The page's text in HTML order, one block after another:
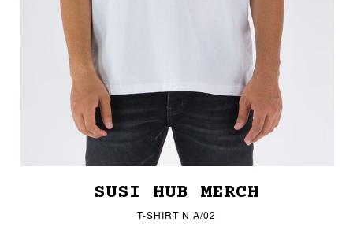
SUSI HUB MERCH
T-SHIRT N A/02